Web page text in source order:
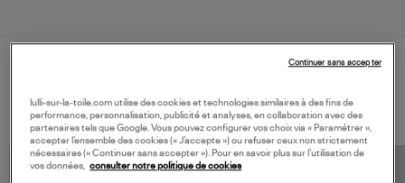
lulli-sur-la-toile.com utilise des cookies et technologies similaires à des fins de
performance, personnalisation, publicité et analyses, en collaboration avec des
partenaires tels que Google. Vous pouvez configurer vos choix via « Paramétrer »,
accepter l’ensemble des cookies (« J’accepte ») ou refuser ceux non strictement
nécessaires (« Continuer sans accepter »). Pour en savoir plus sur l’utilisation de
vos données, consulter notre politique de cookies
Continuer sans accepter